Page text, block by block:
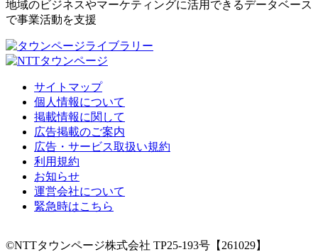
地域のビジネスやマーケティングに活用できるデータベース
で事業活動を支援
サイトマップ
個人情報について
掲載情報に関して
広告掲載のご案内
広告・サービス取扱い規約
利用規約
お知らせ
運営会社について
緊急時はこちら
©NTTタウンページ株式会社 TP25-193号【261029】